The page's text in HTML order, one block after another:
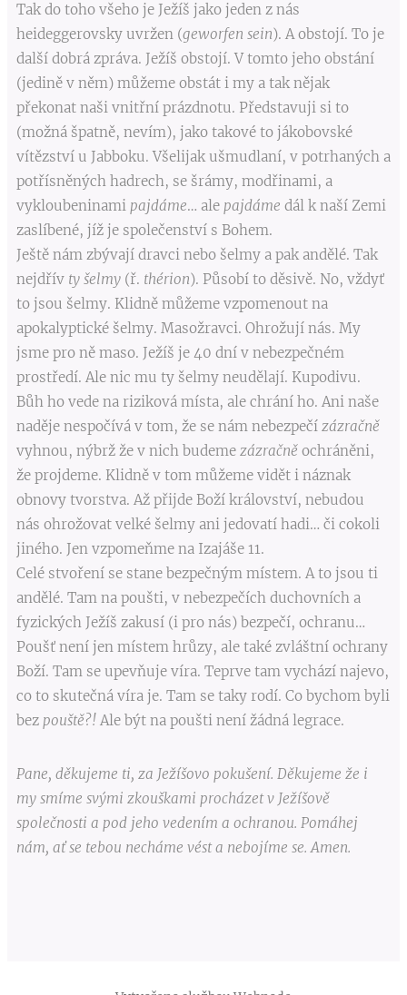
Tak do toho všeho je Ježíš jako jeden z nás
heideggerovsky uvržen (geworfen sein). A obstojí. To je
další dobrá zpráva. Ježíš obstojí. V tomto jeho obstání
(jedině v něm) můžeme obstát i my a tak nějak
překonat naši vnitřní prázdnotu. Představuji si to
(možná špatně, nevím), jako takové to jákobovské
vítězství u Jabboku. Všelijak ušmudlaní, v potrhaných a
potřísněných hadrech, se šrámy, modřinami, a
vykloubeninami pajdáme… ale pajdáme dál k naší Zemi
zaslíbené, jíž je společenství s Bohem.
Ještě nám zbývají dravci nebo šelmy a pak andělé. Tak
nejdřív ty šelmy (ř. thérion). Působí to děsivě. No, vždyť
to jsou šelmy. Klidně můžeme vzpomenout na
apokalyptické šelmy. Masožravci. Ohrožují nás. My
jsme pro ně maso. Ježíš je 40 dní v nebezpečném
prostředí. Ale nic mu ty šelmy neudělají. Kupodivu.
Bůh ho vede na riziková místa, ale chrání ho. Ani naše
naděje nespočívá v tom, že se nám nebezpečí zázračně
vyhnou, nýbrž že v nich budeme zázračně ochráněni,
že projdeme. Klidně v tom můžeme vidět i náznak
obnovy tvorstva. Až přijde Boží království, nebudou
nás ohrožovat velké šelmy ani jedovatí hadi… či cokoli
jiného. Jen vzpomeňme na Izajáše 11.
Celé stvoření se stane bezpečným místem. A to jsou ti
andělé. Tam na poušti, v nebezpečích duchovních a
fyzických Ježíš zakusí (i pro nás) bezpečí, ochranu…
Poušť není jen místem hrůzy, ale také zvláštní ochrany
Boží. Tam se upevňuje víra. Teprve tam vychází najevo,
co to skutečná víra je. Tam se taky rodí. Co bychom byli
bez pouště?! Ale být na poušti není žádná legrace.
Pane, děkujeme ti, za Ježíšovo pokušení. Děkujeme že i
my smíme svými zkouškami procházet v Ježíšově
společnosti a pod jeho vedením a ochranou. Pomáhej
nám, ať se tebou necháme vést a nebojíme se. Amen.